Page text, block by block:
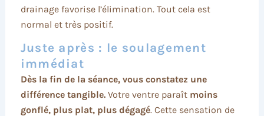
drainage favorise l’élimination. Tout cela est
normal et très positif.
Juste après : le soulagement
immédiat
Dès la fin de la séance, vous constatez une
différence tangible.Votre ventre paraît moins
gonflé, plus plat, plus dégagé. Cette sensation de